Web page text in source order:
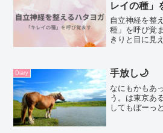
レイの種」
自立神経を整
種」を呼び覚
きりと目に見
整えて快適に
します。慢性
Diary 手放し🌙
なにもかもあ
う。は東京あ
してもぼーっ